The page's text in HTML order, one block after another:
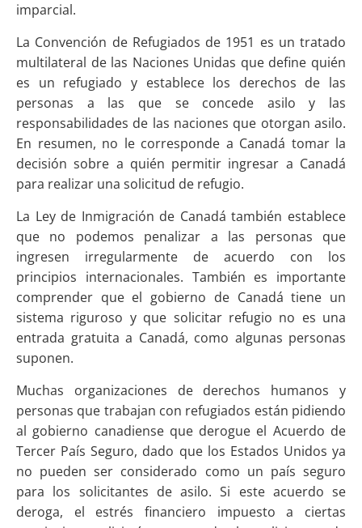
imparcial.
La Convención de Refugiados de 1951 es un tratado
multilateral de las Naciones Unidas que define quién
es un refugiado y establece los derechos de las
personas a las que se concede asilo y las
responsabilidades de las naciones que otorgan asilo.
En resumen, no le corresponde a Canadá tomar la
decisión sobre a quién permitir ingresar a Canadá
para realizar una solicitud de refugio.
La Ley de Inmigración de Canadá también establece
que no podemos penalizar a las personas que
ingresen irregularmente de acuerdo con los
principios internacionales. También es importante
comprender que el gobierno de Canadá tiene un
sistema riguroso y que solicitar refugio no es una
entrada gratuita a Canadá, como algunas personas
suponen.
Muchas organizaciones de derechos humanos y
personas que trabajan con refugiados están pidiendo
al gobierno canadiense que derogue el Acuerdo de
Tercer País Seguro, dado que los Estados Unidos ya
no pueden ser considerado como un país seguro
para los solicitantes de asilo. Si este acuerdo se
deroga, el estrés financiero impuesto a ciertas